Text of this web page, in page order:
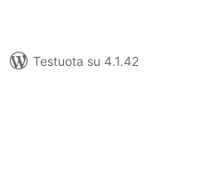
Testuota su 4.1.42